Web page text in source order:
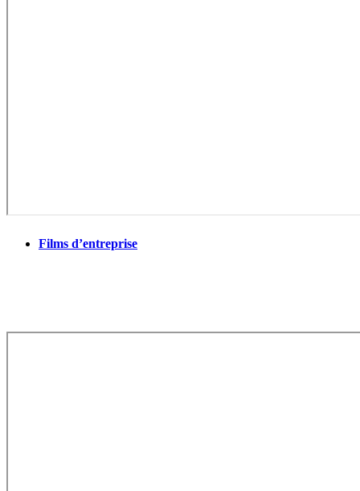
Films d’entreprise